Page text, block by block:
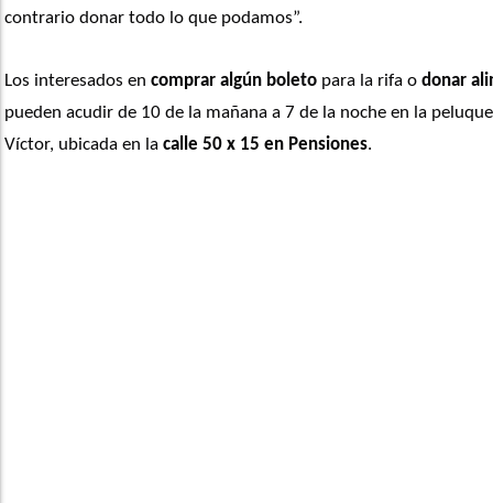
contrario donar todo lo que podamos”.
Los interesados en comprar algún boleto para la rifa o donar
pueden acudir de 10 de la mañana a 7 de la noche en la
Víctor, ubicada en la calle 50 x 15 en Pensiones.